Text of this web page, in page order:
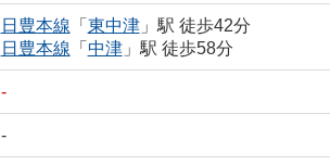
日豊本線 「 東中津」駅 徒歩42分
日豊本線 「 中津」駅 徒歩58分
-
-